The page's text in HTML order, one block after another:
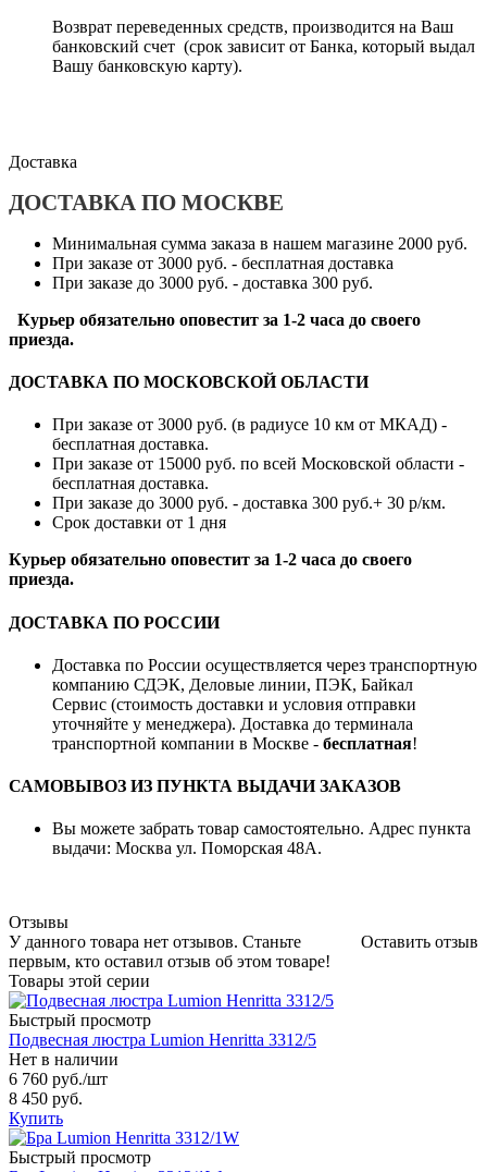
Возврат переведенных средств, производится на Ваш
банковский счет (срок зависит от Банка, который выдал
Вашу банковскую карту).
Доставка
ДОСТАВКА ПО МОСКВЕ
Минимальная сумма заказа в нашем магазине 2000 руб.
При заказе от 3000 руб. - бесплатная доставка
При заказе до 3000 руб. - доставка 300 руб.
Курьер обязательно оповестит за 1-2 часа до своего
приезда.
ДОСТАВКА ПО МОСКОВСКОЙ ОБЛАСТИ
При заказе от 3000 руб. (в радиусе 10 км от МКАД) -
бесплатная доставка.
При заказе от 15000 руб. по всей Московской области -
бесплатная доставка.
При заказе до 3000 руб. - доставка 300 руб.+ 30 р/км.
Срок доставки от 1 дня
Курьер обязательно оповестит за 1-2 часа до своего
приезда.
ДОСТАВКА ПО РОССИИ
Доставка по России осуществляется через транспортную
компанию СДЭК, Деловые линии, ПЭК, Байкал
Сервис (стоимость доставки и условия отправки
уточняйте у менеджера). Доставка до терминала
транспортной компании в Москве - бесплатная!
САМОВЫВОЗ ИЗ ПУНКТА ВЫДАЧИ ЗАКАЗОВ
Вы можете забрать товар самостоятельно. Адрес пункта
выдачи: Москва ул. Поморская 48А.
Отзывы
Оставить отзыв
У данного товара нет отзывов. Станьте
первым, кто оставил отзыв об этом товаре!
Товары этой серии
Быстрый просмотр
Подвесная люстра Lumion Henritta 3312/5
Нет в наличии
6 760 руб./шт
8 450 руб.
Купить
Быстрый просмотр